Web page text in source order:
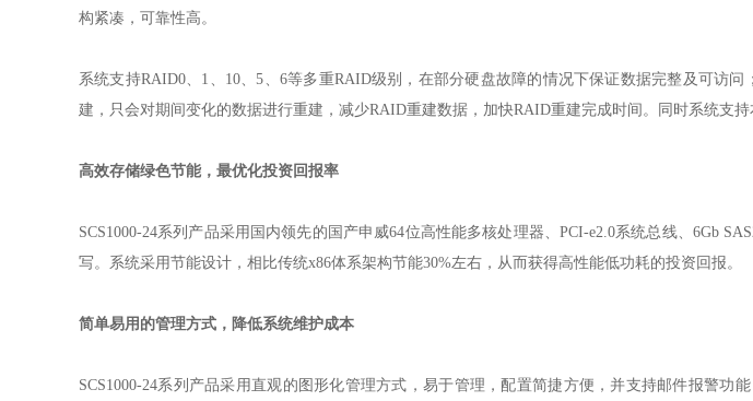
构紧凑，可靠性高。
系统支持RAID0、 1 10、5 6等多重RAID级别，在部分硬盘故障的情况下保证数据完整及可访
建，只会对期间变化的数据进行重建，减少RAID重建数据，加快RAID重建完成时间。同时系统支
高效存储绿色节能，最优化投资回报率
SCS1000-24系列产品采用国内领先的国产申威64位高性能多核处理器、PCI-e2.0系统总线、 6Gb
写。系统采用节能设计，相比传统x86体系架构节能30%左右，从而获得高性能低功耗的投资回报。
简单易用的管理方式，降低系统维护成本
SCS1000-24系列产品采用直观的图形化管理方式，易于管理，配置简捷方便，并支持邮件报警功